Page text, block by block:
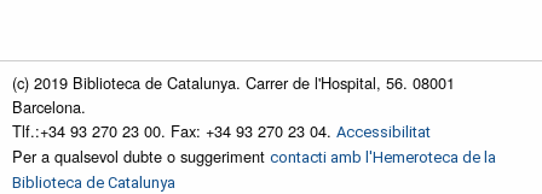
(c) 2019 Biblioteca de Catalunya. Carrer de l'Hospital, 56. 08001
Barcelona.
Tlf.:+34 93 270 23 00. Fax: +34 93 270 23 04. Accessibilitat
Per a qualsevol dubte o suggeriment contacti amb l'Hemeroteca de la
Biblioteca de Catalunya